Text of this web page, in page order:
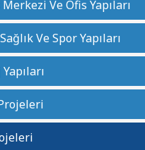
Ve Ofis Yapıları
Ve Spor Yapıları